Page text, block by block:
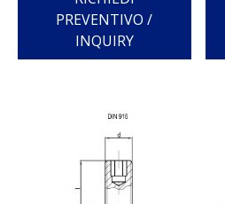
PREVENTIVO /
INQUIRY